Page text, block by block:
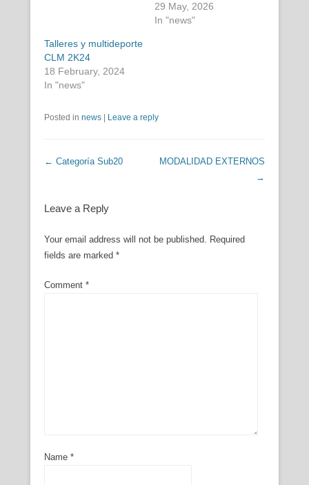
29 May, 2026
In "news"
Talleres y multideporte
CLM 2K24
18 February, 2024
In "news"
Posted in news Leave a reply
Post navigation
← Categoría Sub20
MODALIDAD EXTERNOS
→
Leave a Reply
Your email address will not be published. Required
fields are marked *
Comment *
Name *